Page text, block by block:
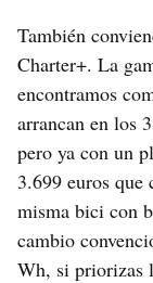
También
Charter+. La
encontramos
arrancan en los
pero ya con un
3.699 euros que
misma bici con
cambio
Wh, si priorizas